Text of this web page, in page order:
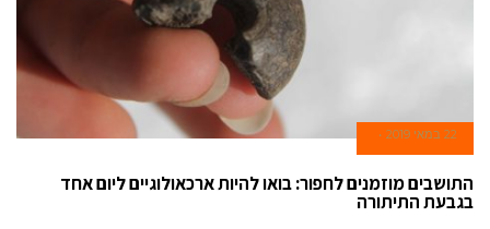
22 במאי 2019
התושבים מוזמנים לחפור: בואו להיות ארכאולוגיים ליום אחד
בגבעת התיתורה